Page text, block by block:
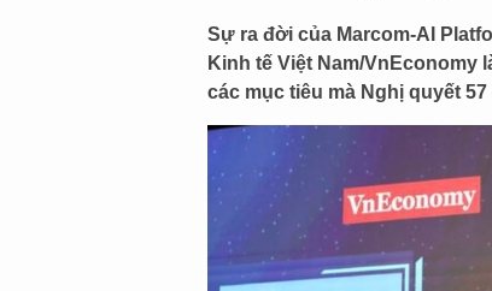
Sự ra đời của Marcom-AI
Kinh tế Việt Nam/
các mục tiêu mà Nghị quyết 57